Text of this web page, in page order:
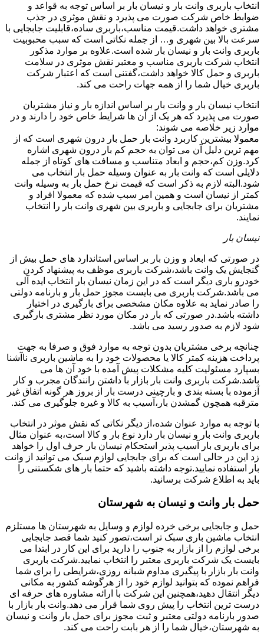
انتخاب باربری وانت بار و نیسان بار بر اساس توجه به قواعد و
ضوابط خاص شرکت صورت می پذیرد و نقش موثری در جذب
مشتری خواهد داشت.قیمت مناسب،باربری ساده،قابلیت جابجایی با
سرعت بالا بین شهری و… از جمله نکاتی است که سبب محبوبیت
باربری وانت بار و نیسان بار شده است.علاوه بر موارد مذکور
انتخاب شرکت باربری مناسب و معتبر نقش موثری در سلامت
باربری و حمل کالا خواهد داشت،گفتنی است که اعتبار شرکت
باربری خیال شما را از همه جهات راحت می کند.
انتخاب نیسان بار و وانت بار بر اساس اندازه بار و نیاز مشتریان
صورت می پذیرد که هر یک از آن ها شرایط خاص خود را دارند و در
موارد زیر خلاصه می شوند:
معمولا بیشترین کاربرد وانت بار حمل بار درون شهری است که از
مهم ترین دلیل آن می توان به حجم کم بار درون شهری اشاره
کرد.وزن کم،حجم و ابعاد متناسب و مسافت های کوتاه از جمله
دلایلی است که وانت بار به عنوان وسیله حمل بار انتخاب می
شود.البته لازم به ذکر است که قیمت نرخ حمل بار به وسیله وانت
کمتر از نیسان است و همین امر سبب شده که معمولا افراد و
مشتریان برای جابجایی و باربری بین شهری وانت بار را انتخاب
نمایند.
نیسان بار
در صورتی که ابعاد و وزن بار بر اساس استاندارد های حمل بیش از
گنجایش یک وانت باشد،شرکت باربری موظف به پیشنهاد کردن
خودرو باری دیگر است که در این زمان نیسان بار انتخاب ایده آلی
می باشد.شرکت باربری می بایست مجوز حمل بار و بارنامه دولتی
را صادر نماید به علاوه مکان مشخصی برای بارگیری در اختیار
داشته باشد.در صورتی که بار در مکان مورد نظر مشتری بارگیری
شود لازم به صدور رسید می باشد.
چنانچه برخی مشتریان بدون توجه به موارد فوق و صرفا به جهت
پرداخت هزینه کمتر کالا یا محصولات خود را به ماشین باربری ناآشنا
بسپارد مسئولیت کلیه مشکلات پیش آمده با خود آن ها می
باشد.شرکت باربری وانت بار بازار با داشتن رانندگان مجرب و کار
آزموده با بسته بندی و بارچینی درست بار از بروز هر گونه اتفاق غیر
مترقبه همچون گمشدن بار،آسیب به کالا و غیره جلوگیری می کند.
با توجه به موارد عنوان شده،از دیگر نکاتی که نقش موثر در انتخاب
باربری وانت بار و نیسان بار دارد نوع بار و کالا است،به عنوان مثال
برای باربری بار آسیب پذیر استحکام نیسان بار حرف اول را خواهد
زد این در حالی است که برای جابجایی لوازم سبک می توانید از وانت
بار استفاده نمایید.توجه داشته باشید که حتما بار های شکستنی را
باید به اطلاع شرکت برسانید.
حمل بار وانت و نیسان به شهرستان
حمل و جابجایی برخی خرده لوازم و وسایل به شهرستان ها مستلزم
انتخاب ماشین باری سبک تر است،تصور کنید شما قصد جابجایی
برخی لوازم را از بازار به جنوب را دارید برای این کار در ابتدا می
بایست یک شرکت باربری معتبر را انتخاب نمایید.شرکت باربری
وانت بار بازار با پیگیری مداوم شبانه روزی،شرایطی را برای شما
فراهم نموده که بتوانید لوازم خود را از هرگوشه کشور به مکانی
دیگر انتقال دهید،همچنین این شرکت با ارائه مشاوره های حرفه ای
درست ترین انتخاب را پیش روی شما قرار می دهد.وانت بار بازار با
صدور بارنامه دولتی معتبر و ثبت مجوز برای حمل بار وانت و نیسان
به شهرستان،خیال شما را از هر بابت راحت می کند.